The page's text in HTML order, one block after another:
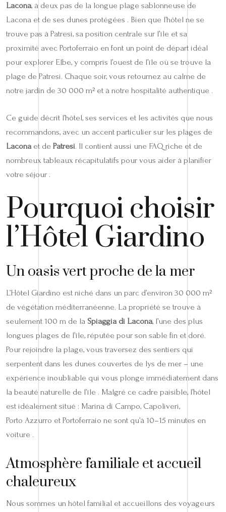
Lacona, à deux pas de la longue plage sablonneuse de
Lacona et de ses dunes protégées . Bien que l’hôtel ne se
trouve pas à Patresi, sa position centrale sur l’île et sa
proximité avec Portoferraio en font un point de départ idéal
pour explorer Elbe, y compris l’ouest de l’île où se trouve la
plage de Patresi. Chaque soir, vous retournez au calme de
notre jardin de 30 000 m² et à notre hospitalité authentique .
Ce guide décrit l’hôtel, ses services et les activités que nous
recommandons, avec un accent particulier sur les plages de
Laconaet de Patresi. Il contient aussi une FAQ riche et de
nombreux tableaux récapitulatifs pour vous aider à planifier
votre séjour .
Pourquoi choisir
l’Hôtel Giardino
Un oasis vert proche de la mer
L’Hôtel Giardino est niché dans un parc d’environ 30 000 m²
de végétation méditerranéenne. La propriété se trouve à
seulement 100 m de la Spiaggia di Lacona, l’une des plus
longues plages de l’île, réputée pour son sable fin et doré.
Pour rejoindre la plage, vous traversez des sentiers qui
serpentent dans les dunes couvertes de lys de mer – une
expérience inoubliable qui vous plonge immédiatement dans
la beauté naturelle de l’île . Malgré ce cadre paisible, l’hôtel
est idéalement situé : Marina di Campo, Capoliveri,
Porto Azzurro et Portoferraio ne sont qu’à 10–15 minutes en
voiture .
Atmosphère familiale et accueil
chaleureux
Nous sommes un hôtel familial et accueillons des voyageurs